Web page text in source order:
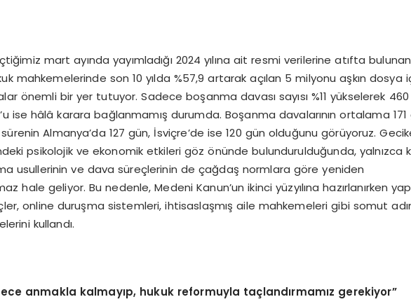
mart ayında yayımladığı 2024 yılına ait resmi verilerine atıfta bulunan
mahkemelerinde son 10 yılda %57,9 artarak açılan 5 milyonu aşkın dosya
önemli bir yer tutuyor. Sadece boşanma davası sayısı %11 yükselerek 460
ise hâlâ karara bağlanmamış durumda. Boşanma davalarının ortalama 171
Almanya’da 127 gün, İsviçre’de ise 120 gün olduğunu görüyoruz.
psikolojik ve ekonomik etkileri göz önünde bulundurulduğunda, yalnızca
usullerinin ve dava süreçlerinin de çağdaş normlara göre yeniden
hale geliyor. Bu nedenle, Medeni Kanun’un ikinci yüzyılına hazırlanırken
online duruşma sistemleri, ihtisaslaşmış aile mahkemeleri gibi somut
kullandı.
anmakla kalmayıp, hukuk reformuyla taçlandırmamız gerekiyor”